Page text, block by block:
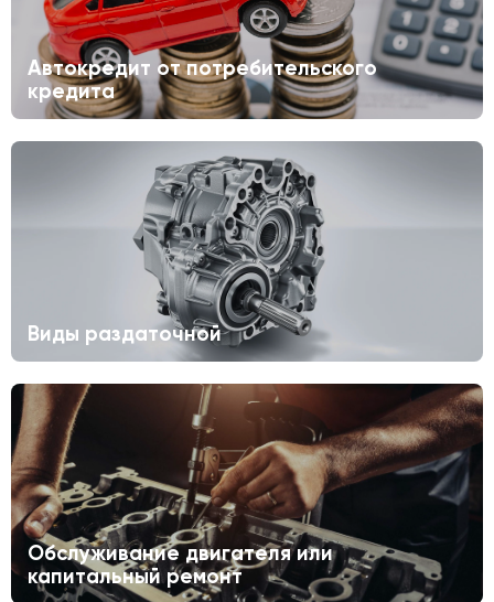
Автокредит от потребительского
кредита
Виды раздаточной
Обслуживание двигателя или
капитальный ремонт